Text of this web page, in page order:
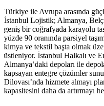
Türkiye ile Avrupa arasında
İstanbul Lojistik; Almanya,
geniş bir coğrafyada karayolu
yüzde 90 oranında parsiyel
kimya ve tekstil başta olmak
üstleniyor. İstanbul Halkalı ve
Almanya’daki depoları ile
kapsayan entegre çözümler
Dilovası’nda hizmete almayı
kapasitesini daha da artırmayı